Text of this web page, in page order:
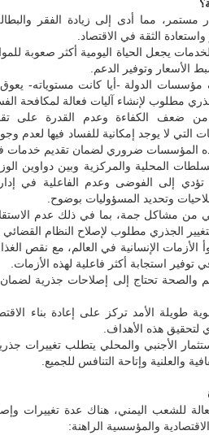
مستمر، مما أدى إلى زيادة الفقر
الثقة في الاقتصاد.
يجعل الحياة اليومية أكثر صعوبة
الأسعار وتوفير الدعم.
الدولة -أيا كانت مستوياته- يعوق
مطلوب لإنشاء آليات فعالة لمكافحة
ضعف الكفاءة وعدم القدرة على
التي لا يوجد إمكانية للفساد فيها لعدم
هذه المؤسسات ضروري لضمان تقديم خدمات
المحلية والمركزية وبين دواوين
إلى الفوضى وعدم الفاعلية في
وتحديد المسؤوليات بوضوح.
من مشاكل جمة، بما في ذلك عدم
الجذري مطلوب لإصلاح النظام
الإنسانية في العالم، مع نقص
استجابة أكثر فاعلية لهذه الأزمات.
والصحة تحتاج إلى إصلاحات جذرية
طويلة الأمد تركز على إعادة بناء
لتحقيق هذه الأهداف.
الأجنبي والمحلي يتطلب تغييرات
والعلنية وإتاحة التنافس للجميع.
فعالة للشعب اليمني، هناك عدة تغييرات
والمؤسسية الراهنة: